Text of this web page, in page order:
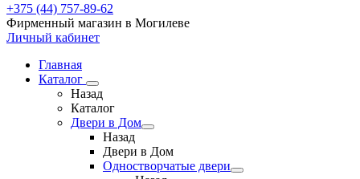
+375 (44) 757-89-62
Фирменный магазин в Могилеве
Личный кабинет
Главная
Каталог
Назад
Каталог
Двери в Дом
Назад
Двери в Дом
Одностворчатые двери